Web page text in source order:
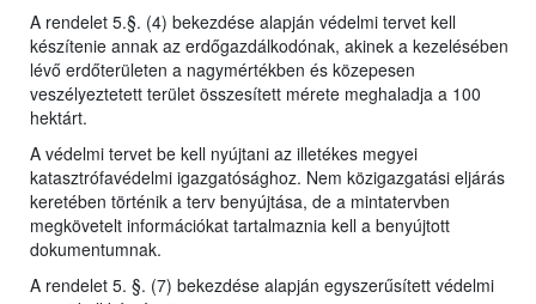
A rendelet 5.§. (4) bekezdése alapján védelmi tervet kell
készítenie annak az erdőgazdálkodónak, akinek a kezelésében
lévő erdőterületen a nagymértékben és közepesen
veszélyeztetett terület összesített mérete meghaladja a 100
hektárt.
A védelmi tervet be kell nyújtani az illetékes megyei
katasztrófavédelmi igazgatósághoz. Nem közigazgatási eljárás
keretében történik a terv benyújtása, de a mintatervben
megkövetelt információkat tartalmaznia kell a benyújtott
dokumentumnak.
A rendelet 5. §. (7) bekezdése alapján egyszerűsített védelmi